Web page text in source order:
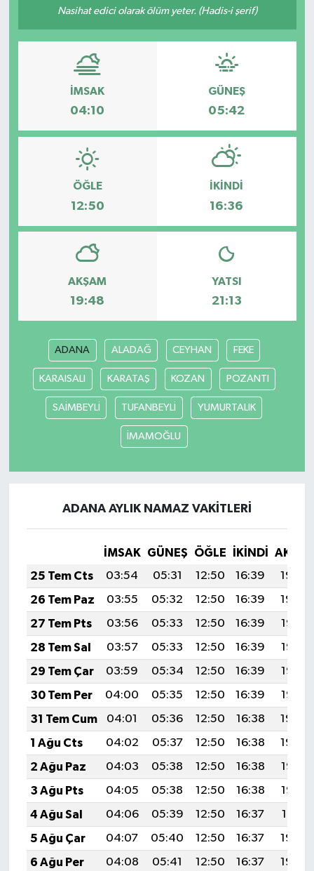
Nasihat edici olarak ölüm yeter. (Hadis-i şerif)
İMSAK
04:10
GÜNEŞ
05:42
ÖĞLE
12:50
İKINDI
16:36
AKŞAM
19:48
YATSI
21:13
ADANA ALADAĞ CEYHAN FEKE
KARAISALI KARATAŞ KOZAN POZANTI
SAİMBEYLİ TUFANBEYLİ YUMURTALIK
İMAMOĞLU
ADANA AYLIK NAMAZ VAKITLERI
İMSAK GÜNEŞ ÖĞLE İKINDI
25 Tem Cts
03:54 05:31 12:50 16:39
19:59
26 Tem Paz
03:55 05:32 12:50 16:39
19:59
27 Tem Pts
03:56 05:33 12:50 16:39
19:58
28 Tem Sal
03:57 05:33 12:50 16:39
19:57
29 Tem Çar
03:59 05:34 12:50 16:39
19:56
30 Tem Per
04:00 05:35 12:50 16:39
19:55
31 Tem Cum
04:01 05:36 12:50 16:38
19:54
1 Ağu Cts
04:02 05:37 12:50 16:38
19:54
2 Ağu Paz
04:03 05:38 12:50 16:38
19:53
3 Ağu Pts
04:05 05:38 12:50 16:38
19:52
4 Ağu Sal
04:06 05:39 12:50 16:37
19:51
5 Ağu Çar
04:07 05:40 12:50 16:37
19:50
6 Ağu Per
04:08 05:41 12:50 16:37
19:49